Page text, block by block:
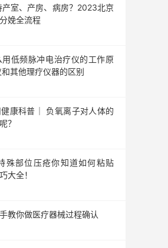
室、产房、病房？2023北京
娩全流程
低频脉冲电治疗仪的工作原
其他理疗仪器的区别
康科普｜ 负氧离子对人体的
？
殊部位压疮你知道如何粘贴
大全！
教你做医疗器械过程确认